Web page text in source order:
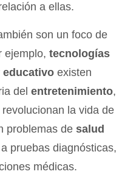
a ellas.
son un foco de
ejemplo, tecnologías
educativo existen
del entretenimiento,
la vida de
problemas de salud
pruebas diagnósticas,
médicas.